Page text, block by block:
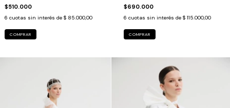
$510.000
6 cuotas sin interés de $ 85.000,00
COMPRAR
$690.000
6 cuotas sin interés de $ 115.000,00
COMPRAR